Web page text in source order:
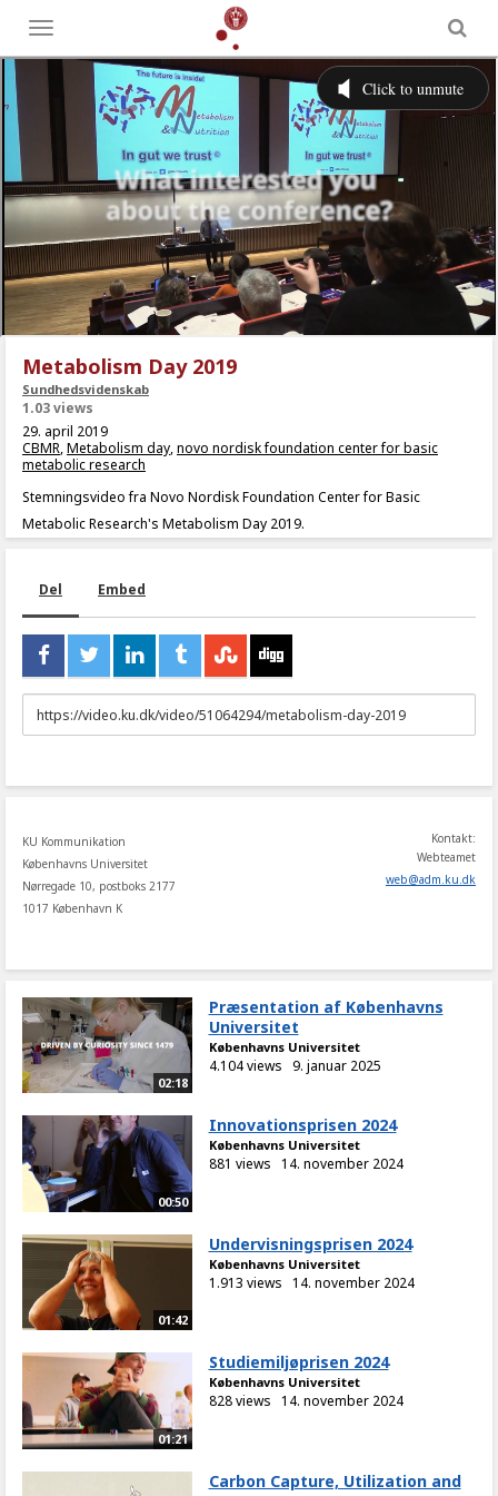
Toggle
menu
Metabolism Day 2019
Sundhedsvidenskab
1.03 views
29. april 2019
CBMR,Metabolism day,novo nordisk foundation center for basic
metabolic research
Stemningsvideo fra Novo Nordisk Foundation Center for Basic
Metabolic Research's Metabolism Day 2019.
Del Embed
URL
to
KU Kommunikation
Københavns Universitet
Nørregade 10, postboks 2177
1017 København K
Kontakt:
Webteamet
web@adm.ku.dk
02:18
Præsentation af Københavns
Universitet
Københavns Universitet
4.104 views 9. januar 2025
00:50
Innovationsprisen 2024
Københavns Universitet
881 views 14. november 2024
01:42
Undervisningsprisen 2024
Københavns Universitet
1.913 views 14. november 2024
01:21
Studiemiljøprisen 2024
Københavns Universitet
828 views 14. november 2024
Carbon Capture, Utilization and